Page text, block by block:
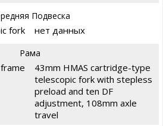
Подвеска
fork нет данных
Рама
43mm HMAS cartridge-type
telescopic fork with stepless
preload and ten DF
adjustment, 108mm axle
travel